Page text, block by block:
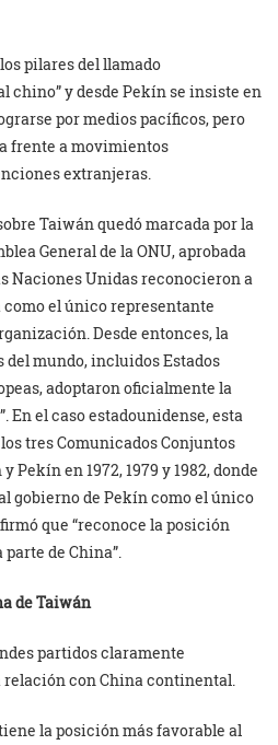
pilares del llamado
chino” y desde Pekín se insiste en
por medios pacíficos, pero
frente a movimientos
extranjeras.
Taiwán quedó marcada por la
General de la ONU, aprobada
Naciones Unidas reconocieron a
el único representante
Desde entonces, la
mundo, incluidos Estados
adoptaron oficialmente la
En el caso estadounidense, esta
tres Comunicados Conjuntos
Pekín en 1972, 1979 y 1982, donde
gobierno de Pekín como el único
que “reconoce la posición
de China”.
de Taiwán
partidos claramente
con China continental.
la posición más favorable al